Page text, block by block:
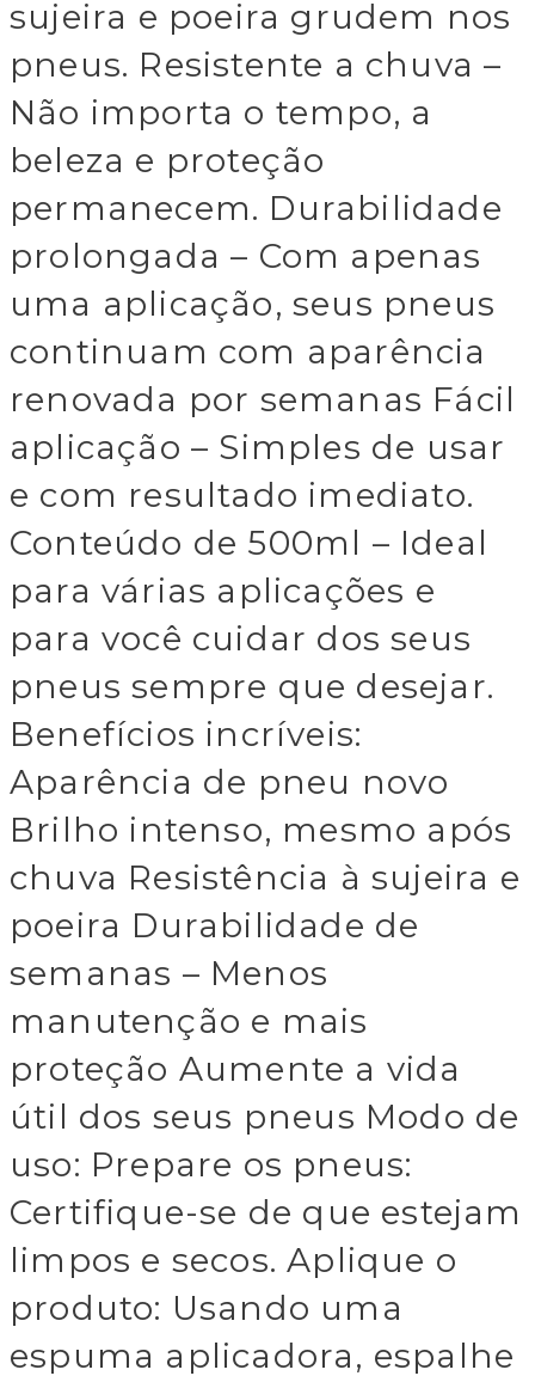
sujeira e poeira grudem nos
pneus. Resistente a chuva –
Não importa o tempo, a
beleza e proteção
permanecem. Durabilidade
prolongada – Com apenas
uma aplicação, seus pneus
continuam com aparência
renovada por semanas Fácil
aplicação – Simples de usar
e com resultado imediato.
Conteúdo de 500ml – Ideal
para várias aplicações e
para você cuidar dos seus
pneus sempre que desejar.
Benefícios incríveis:
Aparência de pneu novo
Brilho intenso, mesmo após
chuva Resistência à sujeira e
poeira Durabilidade de
semanas – Menos
manutenção e mais
proteção Aumente a vida
útil dos seus pneus Modo de
uso: Prepare os pneus:
Certifique-se de que estejam
limpos e secos. Aplique o
produto: Usando uma
espuma aplicadora, espalhe